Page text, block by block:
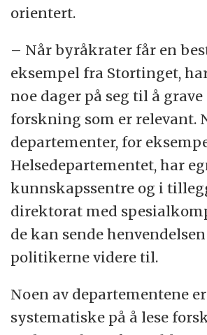
orientert.
– Når byråkrater får en
eksempel fra Stortinget,
noe dager på seg til å grave
forskning som er relevant.
departementer, for
Helsedepartementet, har
kunnskapssentre og i
direktorat med
de kan sende
politikerne videre til.
Noen av departementene
systematiske på å lese